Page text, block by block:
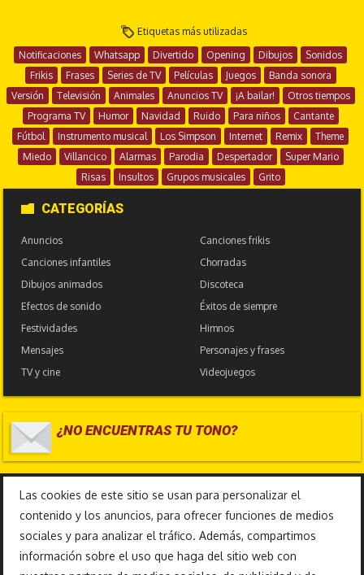
Etiquetas más utilizadas
Notificaciones
Whatsapp Divertido Opening Dibujos
Sonidos
Frikis
Frases Series de TV Películas Juegos
Banda sonora
Versión
Televisión Animales Anuncios TV ¡A bailar!
Otros tiempos
Programa TV
Humor Navidad Ruido Para niños
Cantante
Fútbol
Instrumento musical Los Simpson Internet Remix
Theme
Miedo
Villancico Alarmas Parodia Despertador
Super Mario
Risas
Insultos Grupos musicales Grito
CATEGORÍAS
Anuncios
Canciones frikis
Canciones infantiles
Chorradas
Dibujos animados
Discoteca
Efectos de sonido
Éxitos de siempre
Festividades
Himnos
Mensajes
Personajes y frases
TV y cine
Videojuegos
¿NO ENCUENTRAS TU TONO?
Las cookies de este sitio se usan para personalizar el
contenido y los anuncios, para ofrecer funciones de medios
sociales y para analizar el tráfico. Además, compartimos
información sobre el uso que haga del sitio web con